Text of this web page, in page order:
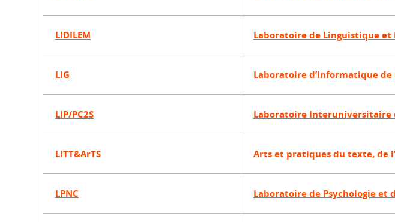
LIDILEM Laboratoire de Linguistique et
LIG Laboratoire d’Informatique de
LIP/PC2S Laboratoire Interuniversitaire
LITT&ArTS Arts et pratiques du texte, de
LPNC Laboratoire de Psychologie et